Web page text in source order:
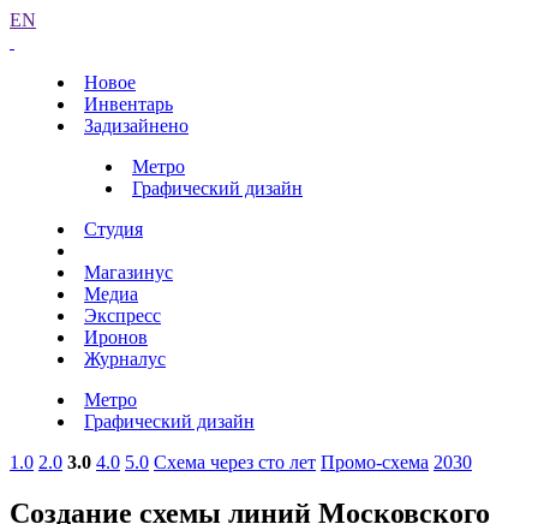
EN
Новое
Инвентарь
Задизайнено
Метро
Графический дизайн
Студия
Магазинус
Медиа
Экспресс
Иронов
Журналус
Метро
Графический дизайн
1.0 2.0 3.0 4.0 5.0 Схема через сто лет Промо-схема 2030
Создание схемы линий Московского